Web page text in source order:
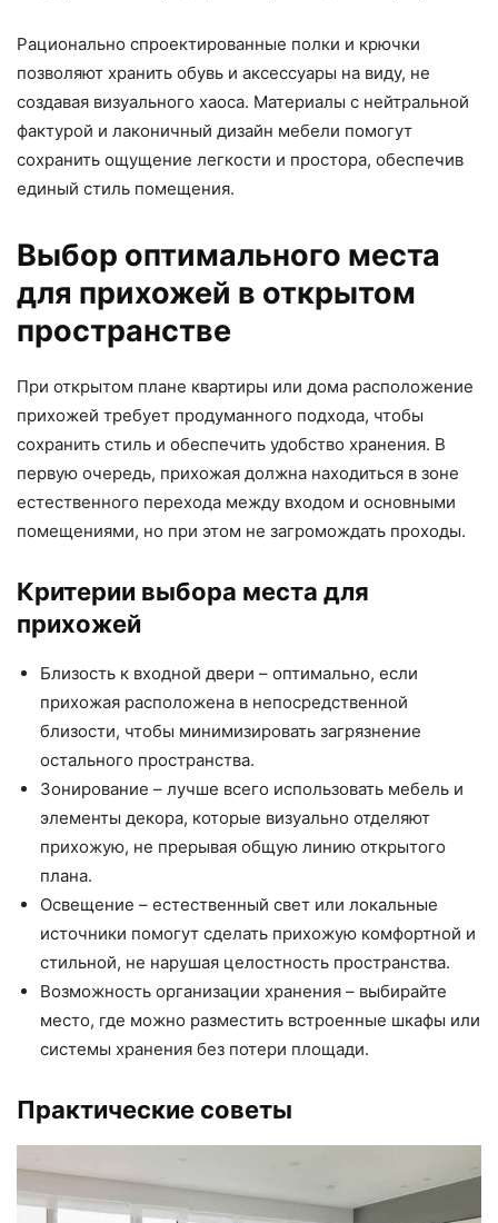
Рационально спроектированные полки и крючки
позволяют хранить обувь и аксессуары на виду, не
создавая визуального хаоса. Материалы с нейтральной
фактурой и лаконичный дизайн мебели помогут
сохранить ощущение легкости и простора, обеспечив
единый стиль помещения.
Выбор оптимального места
для прихожей в открытом
пространстве
При открытом плане квартиры или дома расположение
прихожей требует продуманного подхода, чтобы
сохранить стиль и обеспечить удобство хранения. В
первую очередь, прихожая должна находиться в зоне
естественного перехода между входом и основными
помещениями, но при этом не загромождать проходы.
Критерии выбора места для
прихожей
Близость к входной двери – оптимально, если
прихожая расположена в непосредственной
близости, чтобы минимизировать загрязнение
остального пространства.
Зонирование – лучше всего использовать мебель и
элементы декора, которые визуально отделяют
прихожую, не прерывая общую линию открытого
плана.
Освещение – естественный свет или локальные
источники помогут сделать прихожую комфортной и
стильной, не нарушая целостность пространства.
Возможность организации хранения – выбирайте
место, где можно разместить встроенные шкафы или
системы хранения без потери площади.
Практические советы